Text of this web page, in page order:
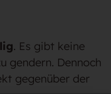
. Es gibt keine
gendern. Dennoch
gegenüber der